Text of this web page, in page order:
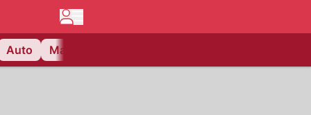
Auto Matchcenter